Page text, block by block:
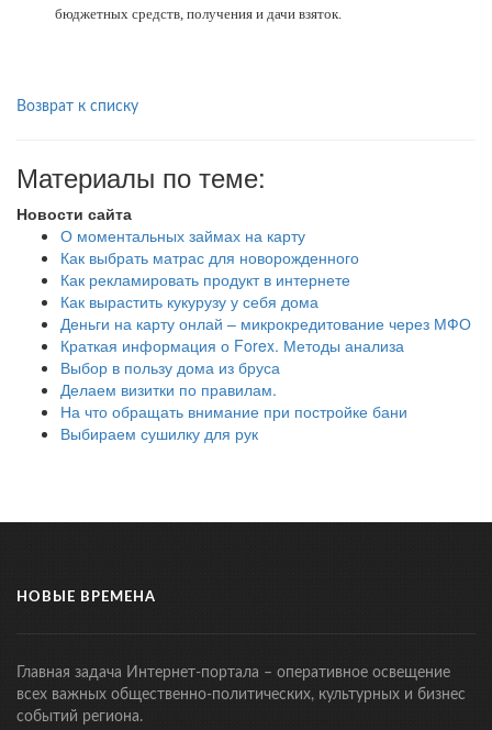
бюджетных средств, получения и дачи взяток.
Возврат к списку
Материалы по теме:
Новости сайта
О моментальных займах на карту
Как выбрать матрас для новорожденного
Как рекламировать продукт в интернете
Как вырастить кукурузу у себя дома
Деньги на карту онлай – микрокредитование через МФО
Краткая информация о Forex. Методы анализа
Выбор в пользу дома из бруса
Делаем визитки по правилам.
На что обращать внимание при постройке бани
Выбираем сушилку для рук
НОВЫЕ ВРЕМЕНА
Главная задача Интернет-портала – оперативное освещение
всех важных общественно-политических, культурных и бизнес
событий региона.